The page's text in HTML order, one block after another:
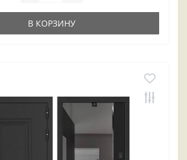
В КОРЗИНУ